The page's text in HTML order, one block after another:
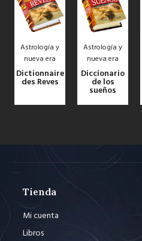
Astrología y
nueva era
Dictionnaire
des Reves
Astrología y
nueva era
Diccionario
de los
sueños
Tienda
Mi cuenta
Libros